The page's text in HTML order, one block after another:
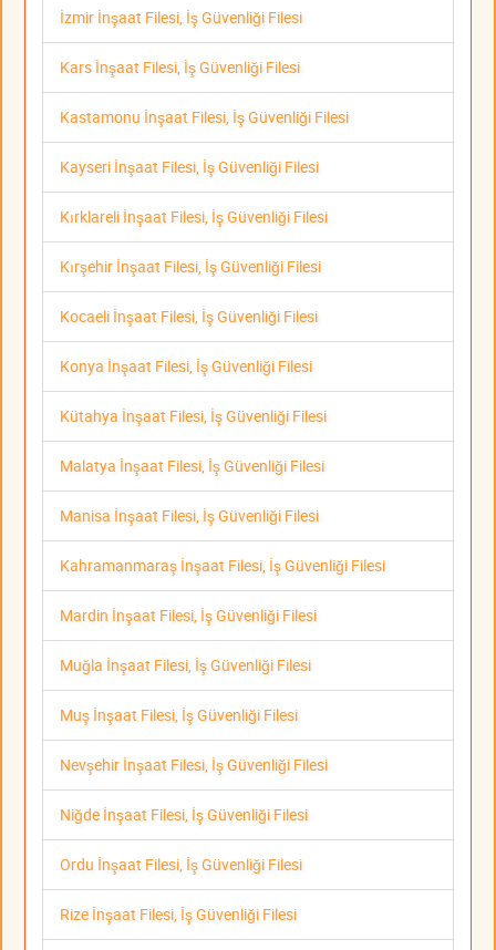
İzmir İnşaat Filesi, İş Güvenliği Filesi
Kars İnşaat Filesi, İş Güvenliği Filesi
Kastamonu İnşaat Filesi, İş Güvenliği Filesi
Kayseri İnşaat Filesi, İş Güvenliği Filesi
Kırklareli İnşaat Filesi, İş Güvenliği Filesi
Kırşehir İnşaat Filesi, İş Güvenliği Filesi
Kocaeli İnşaat Filesi, İş Güvenliği Filesi
Konya İnşaat Filesi, İş Güvenliği Filesi
Kütahya İnşaat Filesi, İş Güvenliği Filesi
Malatya İnşaat Filesi, İş Güvenliği Filesi
Manisa İnşaat Filesi, İş Güvenliği Filesi
Kahramanmaraş İnşaat Filesi, İş Güvenliği Filesi
Mardin İnşaat Filesi, İş Güvenliği Filesi
Muğla İnşaat Filesi, İş Güvenliği Filesi
Muş İnşaat Filesi, İş Güvenliği Filesi
Nevşehir İnşaat Filesi, İş Güvenliği Filesi
Niğde İnşaat Filesi, İş Güvenliği Filesi
Ordu İnşaat Filesi, İş Güvenliği Filesi
Rize İnşaat Filesi, İş Güvenliği Filesi